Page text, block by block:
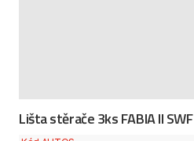
Lišta stěrače 3ks FABIA II SWF